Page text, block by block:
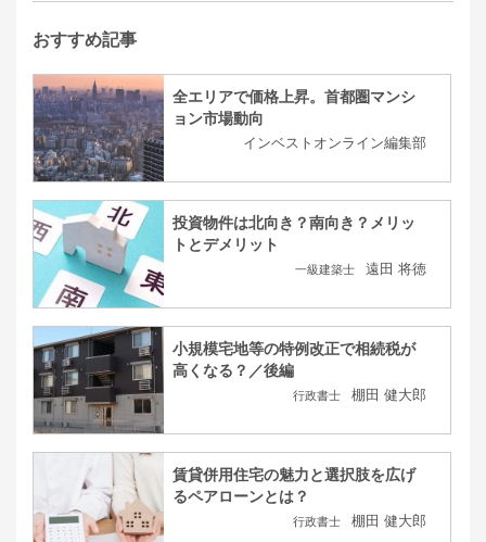
おすすめ記事
全エリアで価格上昇。首都圏マンシ
ョン市場動向
インベストオンライン編集部
投資物件は北向き？南向き？メリッ
トとデメリット
一級建築士 遠田 将徳
小規模宅地等の特例改正で相続税が
高くなる？／後編
行政書士 棚田 健大郎
賃貸併用住宅の魅力と選択肢を広げ
るペアローンとは？
行政書士 棚田 健大郎